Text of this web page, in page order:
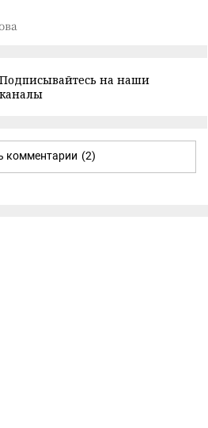
Подписывайтесь на наши
каналы
комментарии (2)